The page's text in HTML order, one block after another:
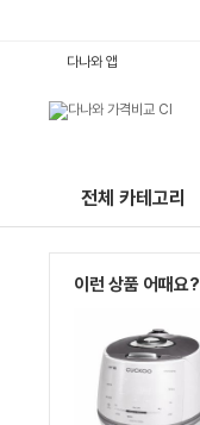
다나와 앱
전체 카테고리
이런 상품 어때요?